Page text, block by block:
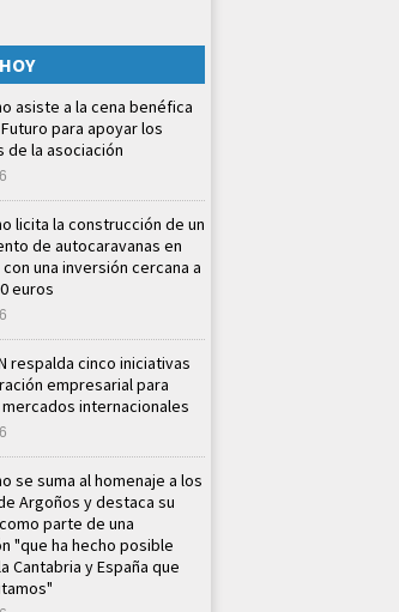
asiste a la cena benéfica
para apoyar los
la asociación
licita la construcción de un
de autocaravanas en
una inversión cercana a
euros
respalda cinco iniciativas
empresarial para
internacionales
se suma al homenaje a los
Argoños y destaca su
parte de una
"que ha hecho posible
Cantabria y España que